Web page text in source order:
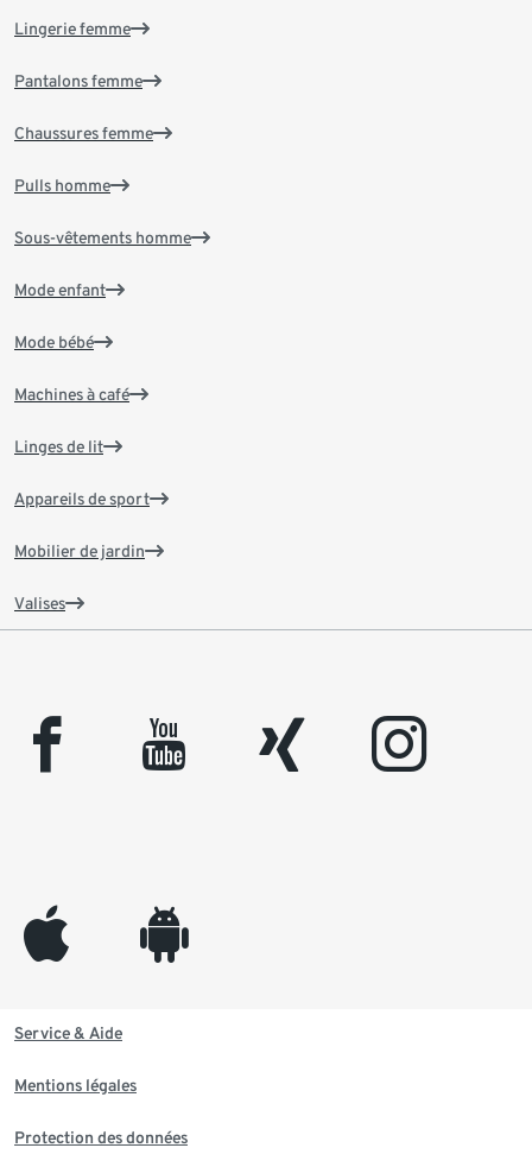
Lingerie femme
Pantalons femme
Chaussures femme
Pulls homme
Sous-vêtements homme
Mode enfant
Mode bébé
Machines à café
Linges de lit
Appareils de sport
Mobilier de jardin
Valises
facebook youtube xing instagram
appleinc android
Service & Aide
Mentions légales
Protection des données